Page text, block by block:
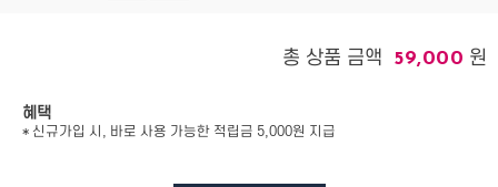
총 상품 금액 59,000 원
혜택
* 신규가입 시, 바로 사용 가능한 적립금 5,000원 지급